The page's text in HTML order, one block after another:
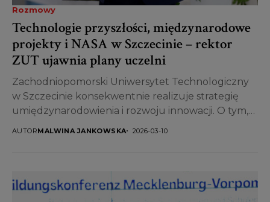
Rozmowy
Technologie przyszłości, międzynarodowe
projekty i NASA w Szczecinie – rektor
ZUT ujawnia plany uczelni
Zachodniopomorski Uniwersytet Technologiczny
w Szczecinie konsekwentnie realizuje strategię
umiędzynarodowienia i rozwoju innowacji. O tym,
AUTORMALWINA JANKOWSKA 2026-03-10